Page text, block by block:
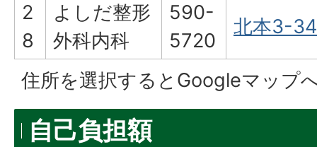
2
8
よしだ整形
外科内科
590-
5720
北本3-34
住所を選択するとGoogleマップ
自己負担額